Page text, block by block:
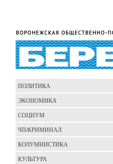
ПОЛИТИКА
ЭКОНОМИКА
СОЦИУМ
ЧП/КРИМИНАЛ
КОЛУМНИСТИКА
КУЛЬТУРА